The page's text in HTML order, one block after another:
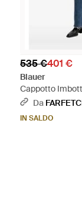
535 €401 €
Blauer
Cappotto
NeroDa
IN SALDO